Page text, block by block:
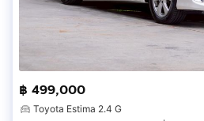
฿ 499,000
Toyota Estima 2.4 G